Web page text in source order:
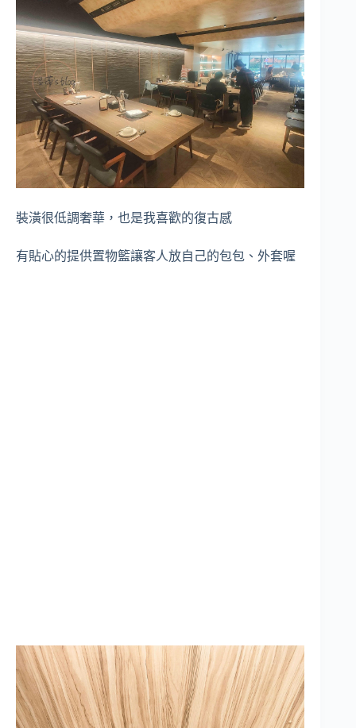
裝潢很低調奢華，也是我喜歡的復古感
有貼心的提供置物籃讓客人放自己的包包、外套喔